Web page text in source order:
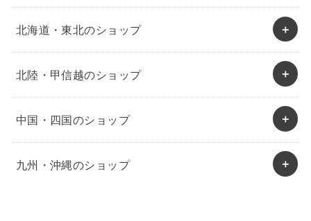
北海道・東北のショップ
北陸・甲信越のショップ
中国・四国のショップ
九州・沖縄のショップ